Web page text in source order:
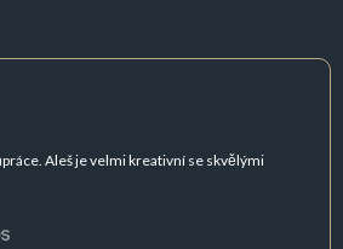
Aleš je velmi kreativní se skvělými